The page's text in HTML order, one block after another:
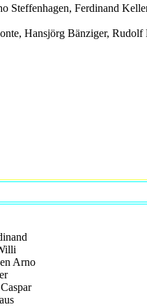
Steffenhagen, Ferdinand
Hansjörg Bänziger, Rudolf
Arno